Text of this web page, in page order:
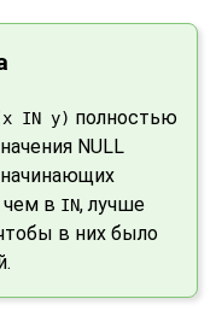
IN y) полностью
NULL
чем в IN, лучше
в них было